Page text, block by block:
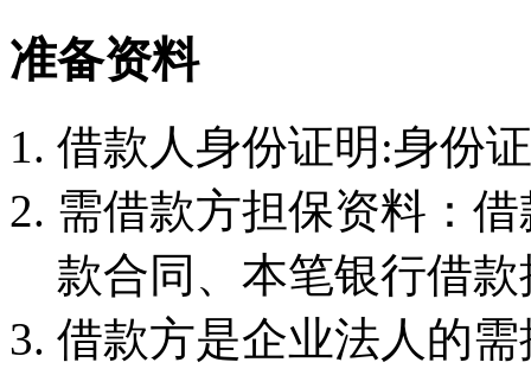
准备资料
借款人身份证明:身份
需借款方担保资料：
款合同、本笔银行借
借款方是企业法人的